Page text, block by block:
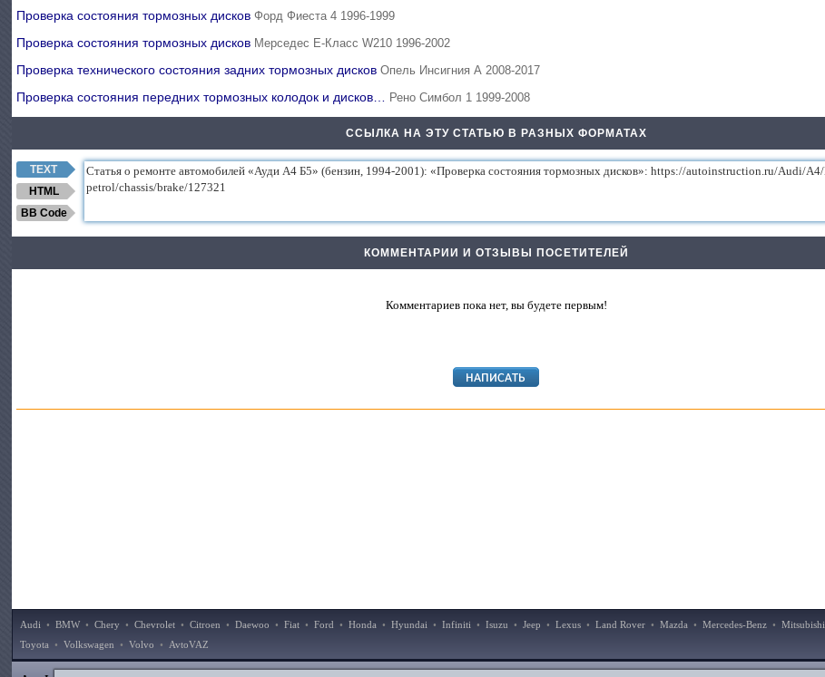
Проверка состояния тормозных дисковФорд Фиеста 4 1996-1999
Проверка состояния тормозных дисков Мерседес E-Класс W210 1996-2002
Проверка технического состояния задних тормозных дисковОпель Инсигния А 2008-2017
Проверка состояния передних тормозных колодок и дисков… Рено Симбол 1 1999-2008
ССЫЛКА НА ЭТУ СТАТЬЮ В РАЗНЫХ ФОРМАТАХ
TEXT
HTML
BB Code
КОММЕНТАРИИ И ОТЗЫВЫ ПОСЕТИТЕЛЕЙ
Комментариев пока нет, вы будете первым!
Audi • BMW • Chery • Chevrolet • Citroen • Daewoo • Fiat • Ford • Honda • Hyundai • Infiniti • Isuzu • Jeep • Lexus • Land Rover • Mazda • Mercedes-Benz • Mitsubishi
Toyota • Volkswagen • Volvo • AvtoVAZ